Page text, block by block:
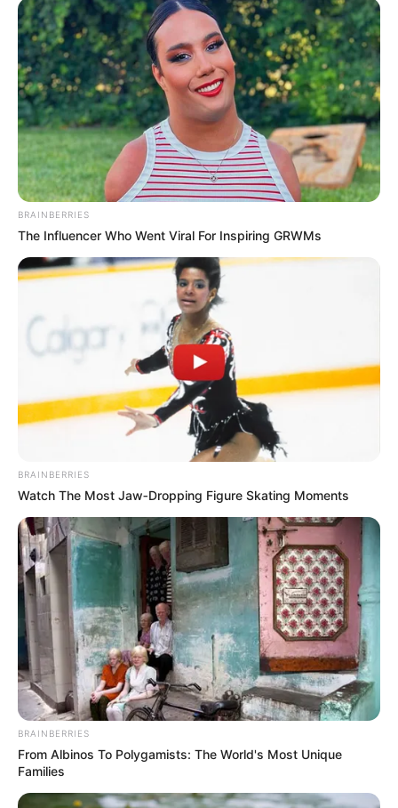
This Trick Will Give You An Erection At Any Age
MEDVI
Men, You Don't Need Viagra If You Do This Once A
Day
MEDVI
4x Stronger Than Viagra! This To Perform Better
BRAINBERRIES
The Influencer Who Went Viral For Inspiring GRWMs
BRAINBERRIES
Watch The Most Jaw‑Dropping Figure Skating Moments
BRAINBERRIES
From Albinos To Polygamists: The World's Most Unique
Families